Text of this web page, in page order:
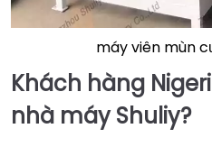
máy viên mùn
Khách hàng
nhà máy Shuliy?